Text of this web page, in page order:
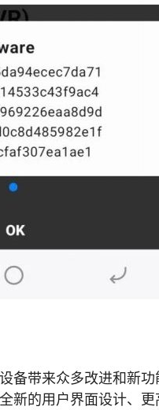
备带来众多改进和新
新的用户界面设计、